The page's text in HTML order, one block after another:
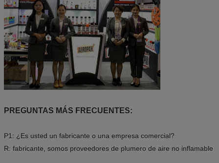
PREGUNTAS MÁS FRECUENTES:
P1: ¿Es usted un fabricante o una empresa comercial?
R: fabricante, somos proveedores de plumero de aire no inflamable